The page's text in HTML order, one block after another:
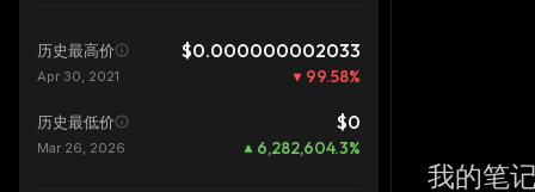
历史最高价 $0.000000002033
Apr 30, 2021 99.58%
历史最低价 $0
Mar 26, 2026 6,282,604.3%
我的笔